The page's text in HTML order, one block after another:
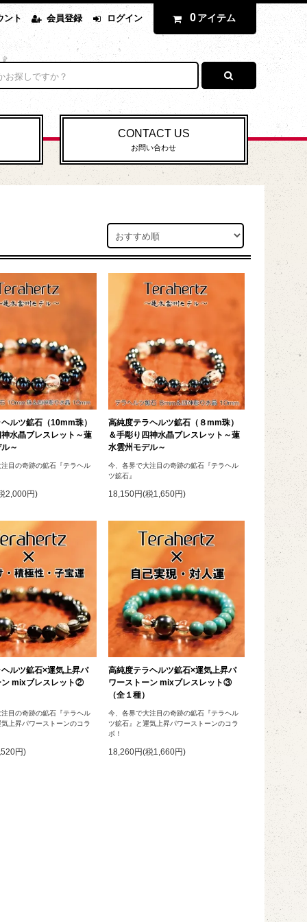
ント 会員登録 ログイン 0 アイテム
CONTACT US
お問い合わせ
ルツ鉱石（10mm珠）
水晶ブレスレット～蓮
～
目の奇跡の鉱石『テラヘル
2,000円)
高純度テラヘルツ鉱石（８mm珠）
＆手彫り四神水晶ブレスレット～蓮
水雲州モデル～
今、各界で大注目の奇跡の鉱石『テラヘル
ツ鉱石』
18,150円(税1,650円)
ルツ鉱石×運気上昇パ
ン mixブレスレット②
目の奇跡の鉱石『テラヘル
上昇パワーストーンのコラ
円)
高純度テラヘルツ鉱石×運気上昇パ
ワーストーン mixブレスレット③
（全１種）
今、各界で大注目の奇跡の鉱石『テラヘル
ツ鉱石』と運気上昇パワーストーンのコラ
ボ！
18,260円(税1,660円)